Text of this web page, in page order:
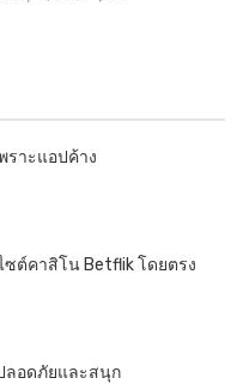
ราะแอปค้าง
ต์คาสิโน Betflik โดยตรง
ลอดภัยและสนุก